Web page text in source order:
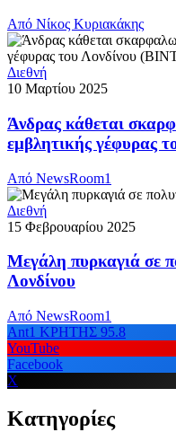
Από Νίκος Κυριακάκης
Διεθνή
10 Μαρτίου 2025
Άνδρας κάθεται
εμβλητικής γέφυρας
Από NewsRoom1
Διεθνή
15 Φεβρουαρίου 2025
Μεγάλη πυρκαγιά σε
Λονδίνου
Από NewsRoom1
Ant1 ΚΡΗΤΗΣ 95.8
YouTube
Facebook
X
Κατηγορίες